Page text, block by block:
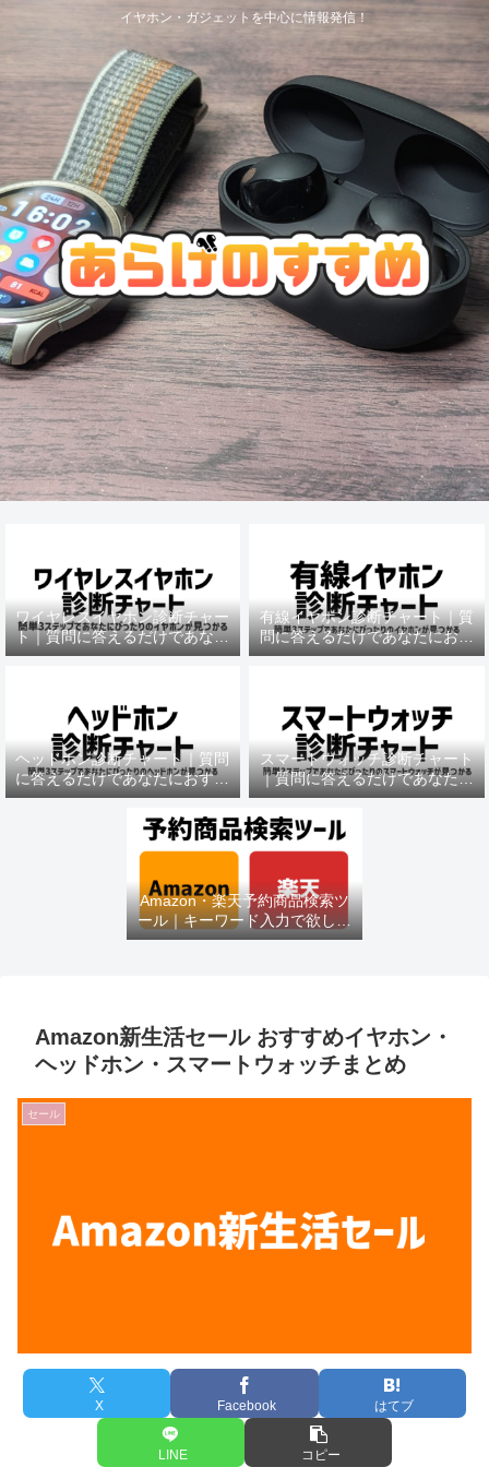
イヤホン・ガジェットを中心に情報発信！
ワイヤレスイヤホン診断チャー
ト｜質問に答えるだけであなた
におすすめの機種がわかる
有線イヤホン診断チャート｜質
問に答えるだけであなたにおす
すめの機種がわかる
ヘッドホン診断チャート｜質問
に答えるだけであなたにおすす
めの機種がわかる
スマートウォッチ診断チャート
｜質問に答えるだけであなたに
おすすめの機種がわかる
Amazon・楽天予約商品検索ツ
ール｜キーワード入力で欲しい
商品を即チェック
Amazon新生活セール おすすめイヤホン・
ヘッドホン・スマートウォッチまとめ
セール
X Facebook はてブ
LINE コピー